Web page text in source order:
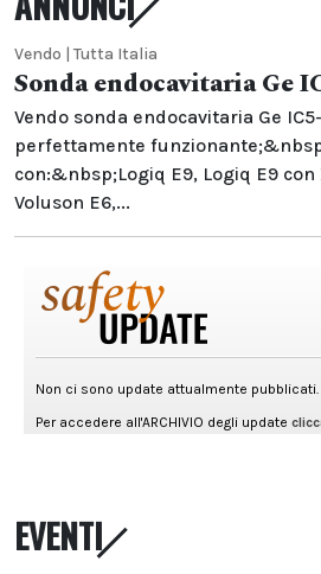
Vendo | Tutta Italia
Sonda endocavitaria Ge
Vendo sonda endocavitaria Ge
perfettamente
con:&nbsp;Logiq E9, Logiq E9 con
Voluson E6,...
EVENTI